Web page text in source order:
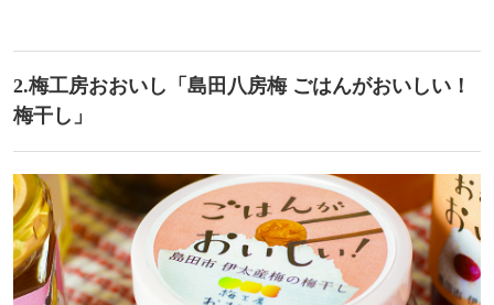
2.梅工房おおいし「島田八房梅 ごはんがおいしい！
梅干し」